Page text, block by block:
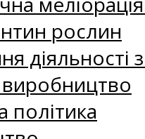
рослин
політика